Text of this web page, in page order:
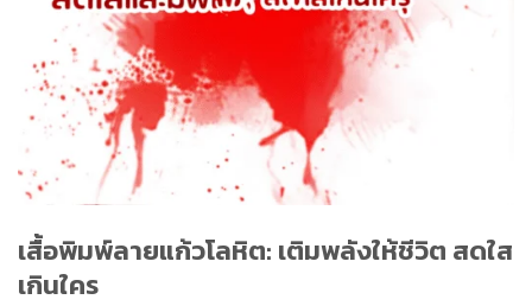
เสื้อพิมพ์ลายแก้วโลหิต: เติมพลังให้ชีวิต สดใส
เกินใคร